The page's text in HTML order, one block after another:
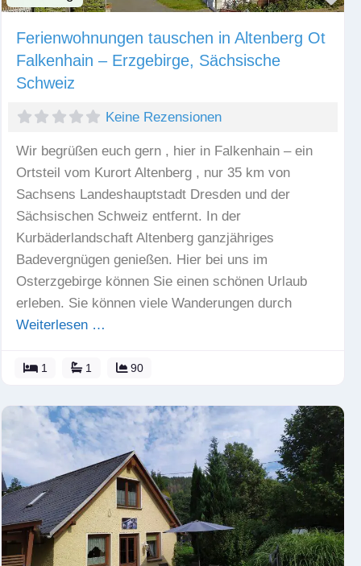
Ferienwohnungen tauschen in Altenberg Ot
Falkenhain – Erzgebirge, Sächsische
Schweiz
Keine Rezensionen
Wir begrüßen euch gern , hier in Falkenhain – ein
Ortsteil vom Kurort Altenberg , nur 35 km von
Sachsens Landeshauptstadt Dresden und der
Sächsischen Schweiz entfernt. In der
Kurbäderlandschaft Altenberg ganzjähriges
Badevergnügen genießen. Hier bei uns im
Osterzgebirge können Sie einen schönen Urlaub
erleben. Sie können viele Wanderungen durch
Weiterlesen …
1 1 90